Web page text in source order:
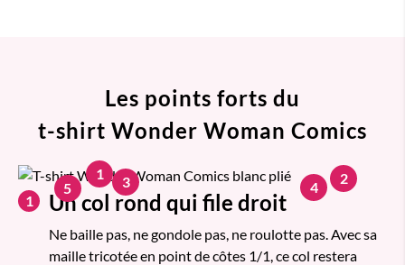
Les points forts du
t-shirt Wonder Woman Comics
1 Un col rond qui file droit
Ne baille pas, ne gondole pas, ne roulotte pas. Avec sa
maille tricotée en point de côtes 1/1, ce col restera
1 2
3 4
5